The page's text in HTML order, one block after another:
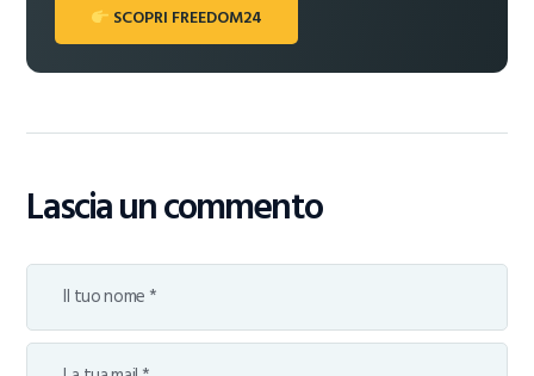
SCOPRI FREEDOM24
Lascia un commento